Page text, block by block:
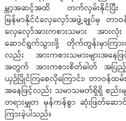
မ္ဘာ့အဆင့်အထိ တက်လှမ်းနိုင်ပြီး အ
မြန်မာနိုင်ငံလှေလှော်အဖွဲ့ချုပ်မှ တာဝန်ရှိ
လှေလှော်အားကစားသမား အားလုံး
ဆောင်ရွက်သွားဖို့ တိုက်တွန်းမှာကြာ
လည်း အားကစားသမားများအနေ
အတွက် အားကစားစိတ်ဓါတ် အပြည့်
ယှဉ်ပြိုင်ကြစေလိုကြောင်း၊ တာဝန်ထ
အနေဖြင့်လည်း သမာသမတ်ရှိရှိ စည်းမ
တရားမျှတ မှန်ကန်စွာ ဆုံးဖြတ်ဆောင်
ကြားခဲ့ပါသည်။